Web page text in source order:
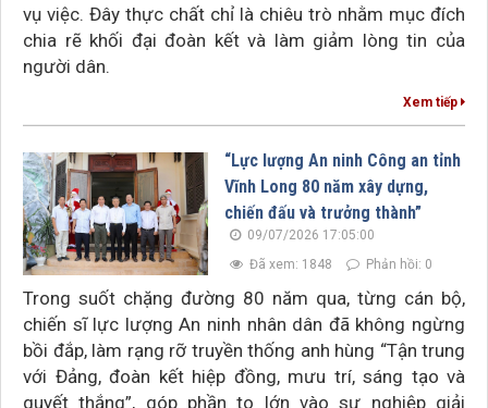
vụ việc. Đây thực chất chỉ là chiêu trò nhằm mục đích
chia rẽ khối đại đoàn kết và làm giảm lòng tin của
người dân.
Xem tiếp
“Lực lượng An ninh Công an tỉnh
Vĩnh Long 80 năm xây dựng,
chiến đấu và trưởng thành”
09/07/2026 17:05:00
Đã xem: 1848
Phản hồi: 0
Trong suốt chặng đường 80 năm qua, từng cán bộ,
chiến sĩ lực lượng An ninh nhân dân đã không ngừng
bồi đắp, làm rạng rỡ truyền thống anh hùng “Tận trung
với Đảng, đoàn kết hiệp đồng, mưu trí, sáng tạo và
quyết thắng”, góp phần to lớn vào sự nghiệp giải